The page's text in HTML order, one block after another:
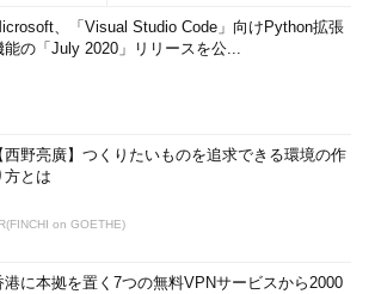
、「Visual Studio Code」向けPython拡張
能の「July 2020」リリースを公...
西野亮廣】つくりたいものを追求できる環境の作
方とは
on GOETHE)
港に本拠を置く7つの無料VPNサービスから2000